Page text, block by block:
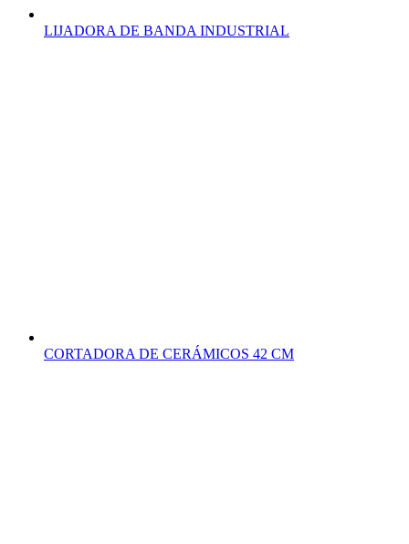
LIJADORA DE BANDA INDUSTRIAL
CORTADORA DE CERÁMICOS 42 CM